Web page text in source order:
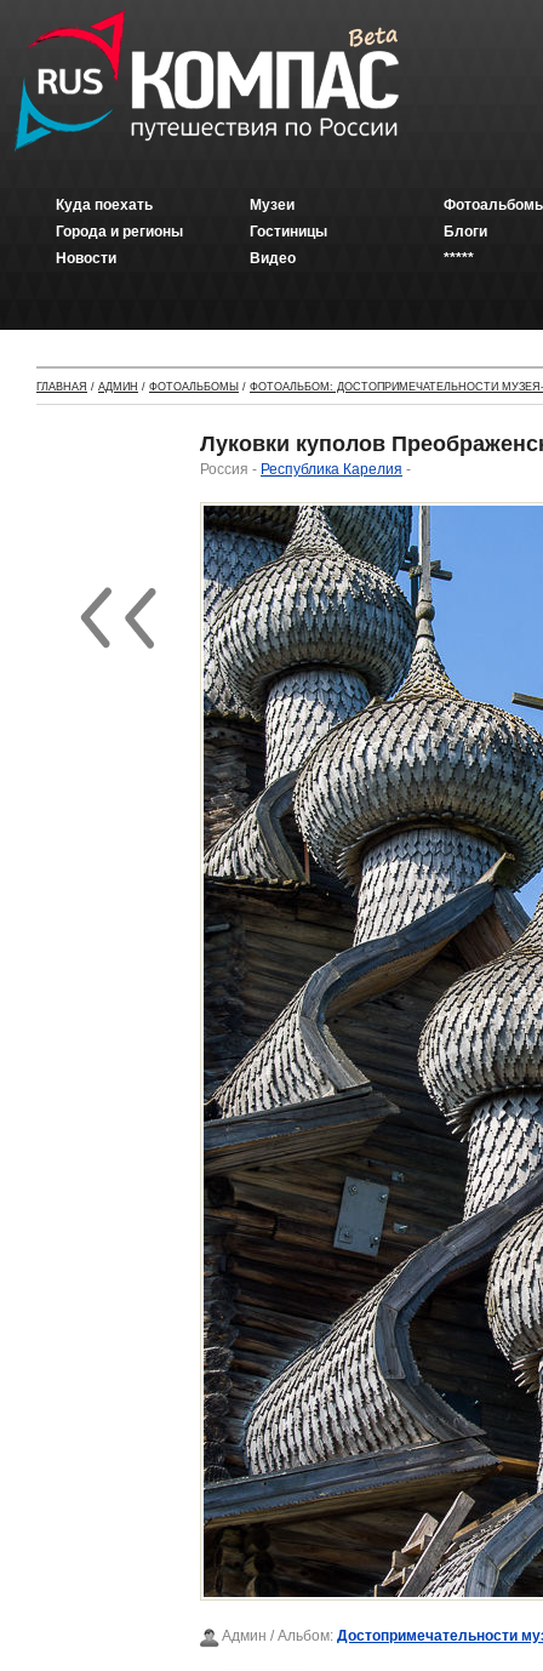
Куда поехать
Города и регионы
Новости
Музеи
Гостиницы
Видео
Блоги
*****
ГЛАВНАЯ / АДМИН / ФОТОАЛЬБОМЫ / ФОТОАЛЬБОМ: ДОСТОПРИМЕЧАТЕЛЬНОСТИ
Луковки куполов
Россия - Республика Карелия -
Админ / Альбом: Достопримечательности